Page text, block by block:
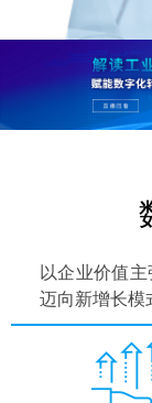
通
工
精
质
以企业价值
迈向新增长模